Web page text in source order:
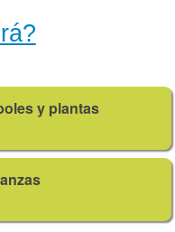
y plantas